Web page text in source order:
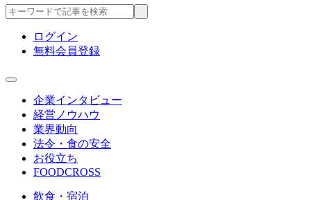
ログイン
無料会員登録
企業インタビュー
経営ノウハウ
業界動向
法令・食の安全
お役立ち
FOODCROSS
飲食・宿泊